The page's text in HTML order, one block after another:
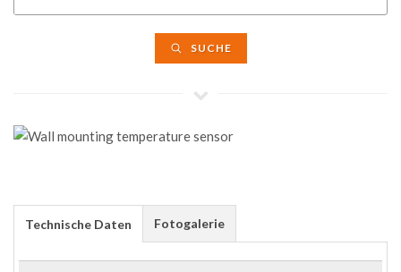
SUCHE
Technische Daten Fotogalerie